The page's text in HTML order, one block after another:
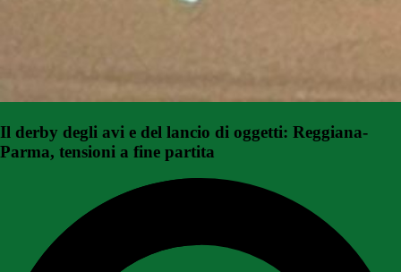
Il derby degli avi e del lancio di oggetti: Reggiana-
Parma, tensioni a fine partita